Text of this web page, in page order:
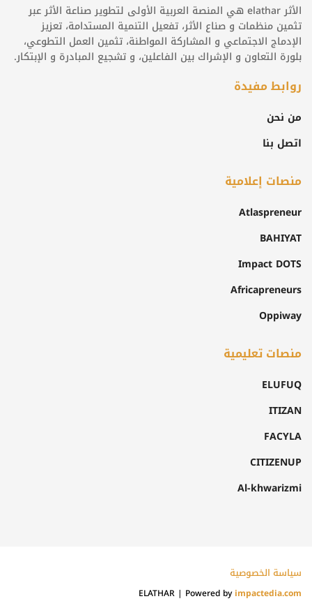
الأثر elathar هي المنصة العربية الأولى لتطوير صناعة الأثر عبر
تثمين منظمات و صناع الأثر، تفعيل التنمية المستدامة، تعزيز
الإدماج الاجتماعي و المشاركة المواطنة، تثمين العمل التطوعي،
بلورة التعاون و الإشراك بين الفاعلين، و تشجيع المبادرة و الإبتكار.
روابط مفيدة
من نحن
اتصل بنا
منصات إعلامية
Atlaspreneur
BAHIYAT
Impact DOTS
Africapreneurs
Oppiway
منصات تعليمية
ELUFUQ
ITIZAN
FACYLA
CITIZENUP
Al-khwarizmi
سياسة الخصوصية
ELATHAR | Powered byimpactedia.com